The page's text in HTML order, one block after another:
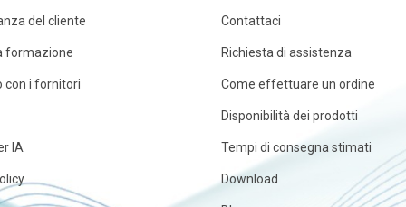
del cliente
formazione
con i fornitori
IA
Contattaci
Richiesta di assistenza
Come effettuare un ordine
Disponibilità dei prodotti
Tempi di consegna stimati
Download